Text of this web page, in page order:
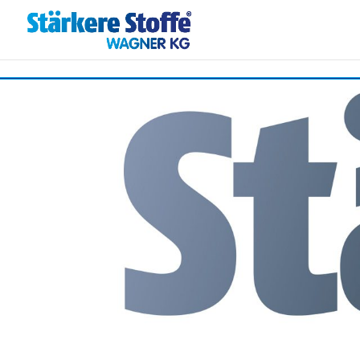
.reg { font-size: 0.7em; position: relative; top: -0.4em; }